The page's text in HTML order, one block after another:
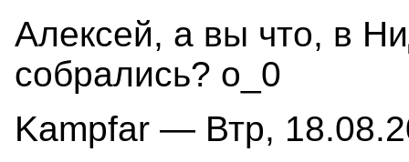
Алексей, а вы что, в
собрались? о_0
Kampfar — Втр,